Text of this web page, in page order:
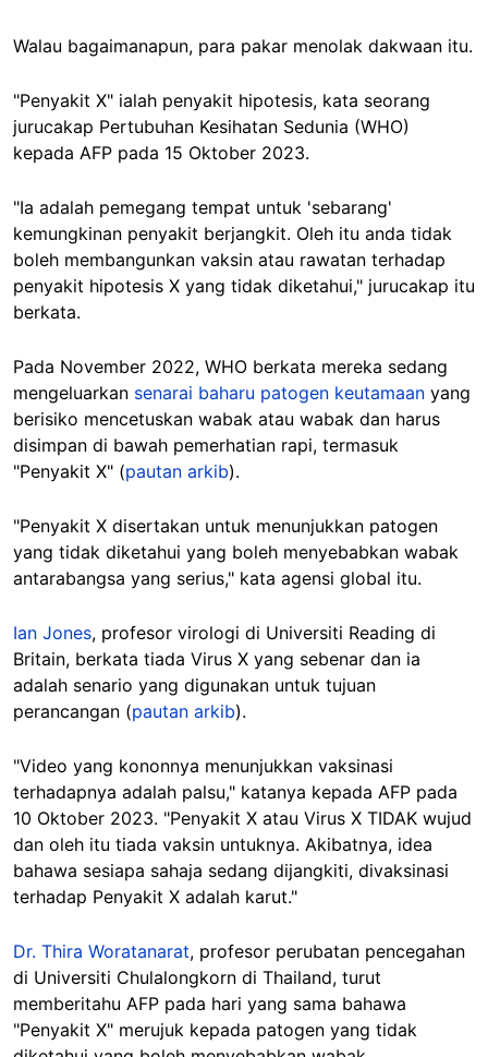
Walau bagaimanapun, para pakar menolak dakwaan itu.
"Penyakit X" ialah penyakit hipotesis, kata seorang
jurucakap Pertubuhan Kesihatan Sedunia (WHO)
kepada AFP pada 15 Oktober 2023.
"Ia adalah pemegang tempat untuk 'sebarang'
kemungkinan penyakit berjangkit. Oleh itu anda tidak
boleh membangunkan vaksin atau rawatan terhadap
penyakit hipotesis X yang tidak diketahui," jurucakap itu
berkata.
Pada November 2022, WHO berkata mereka sedang
mengeluarkan senarai baharu patogen keutamaan yang
berisiko mencetuskan wabak atau wabak dan harus
disimpan di bawah pemerhatian rapi, termasuk
"Penyakit X" (pautan arkib).
"Penyakit X disertakan untuk menunjukkan patogen
yang tidak diketahui yang boleh menyebabkan wabak
antarabangsa yang serius," kata agensi global itu.
Ian Jones, profesor virologi di Universiti Reading di
Britain, berkata tiada Virus X yang sebenar dan ia
adalah senario yang digunakan untuk tujuan
perancangan (pautan arkib).
"Video yang kononnya menunjukkan vaksinasi
terhadapnya adalah palsu," katanya kepada AFP pada
10 Oktober 2023. "Penyakit X atau Virus X TIDAK wujud
dan oleh itu tiada vaksin untuknya. Akibatnya, idea
bahawa sesiapa sahaja sedang dijangkiti, divaksinasi
terhadap Penyakit X adalah karut."
Dr. Thira Woratanarat, profesor perubatan pencegahan
di Universiti Chulalongkorn di Thailand, turut
memberitahu AFP pada hari yang sama bahawa
"Penyakit X" merujuk kepada patogen yang tidak